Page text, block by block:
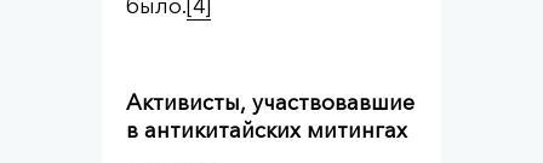
было.[4]
Активисты, участвовавшие
в антикитайских митингах